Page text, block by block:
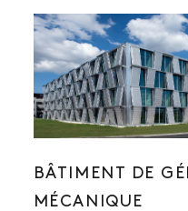
BÂTIMENT DE
MÉCANIQUE